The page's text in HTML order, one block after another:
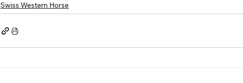
Swiss Western Horse